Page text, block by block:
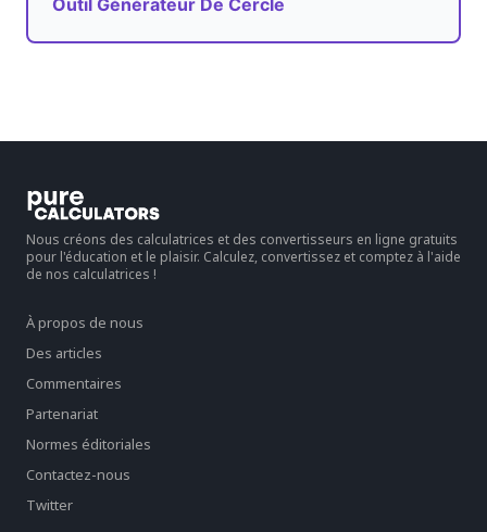
Outil Générateur De Cercle
Nous créons des calculatrices et des convertisseurs en ligne gratuits
pour l'éducation et le plaisir. Calculez, convertissez et comptez à l'aide
de nos calculatrices !
À propos de nous
Des articles
Commentaires
Partenariat
Normes éditoriales
Contactez-nous
Twitter